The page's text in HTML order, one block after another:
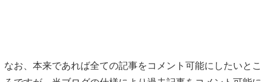
なお、本来であれば全ての記事をコメント可能にしたいとこ